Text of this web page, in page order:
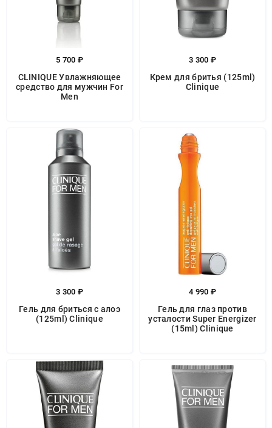
5 700 ₽
CLINIQUE Увлажняющее
средство для мужчин For
Men
3 300 ₽
Крем для бритья (125ml)
Clinique
3 300 ₽
Гель для бриться с алоэ
(125ml) Clinique
4 990 ₽
Гель для глаз против
усталости Super Energizer
(15ml) Clinique